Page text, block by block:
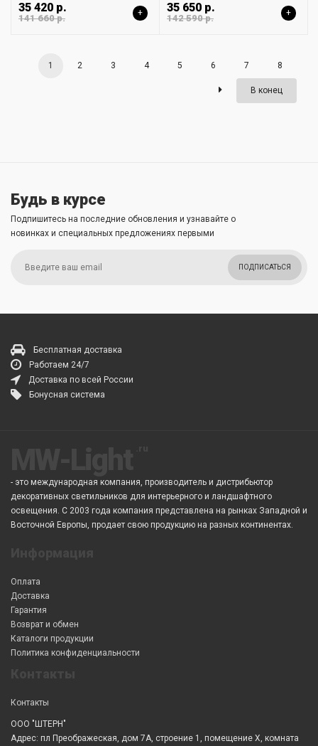
35 420 р.
141 660 р. + 35 650 р.
142 590 р. +
1 2 3 4 5 6 7 8
В конец
Будь в курсе
Подпишитесь на последние обновления и узнавайте о
новинках и специальных предложениях первыми
ПОДПИСАТЬСЯ
Бесплатная доставка
Работаем 24/7
Доставка по всей России
Бонусная система
- это международная компания, производитель и дистрибьютор
декоративных светильников для интерьерного и ландшафтного
освещения. С 2003 года компания представлена на рынках Западной и
Восточной Европы, продает свою продукцию на разных континентах.
Оплата
Доставка
Гарантия
Возврат и обмен
Каталоги продукции
Политика конфиденциальности
Контакты
ООО "ШТЕРН"
Адрес: пл Преображеская, дом 7А, строение 1, помещение X, комната